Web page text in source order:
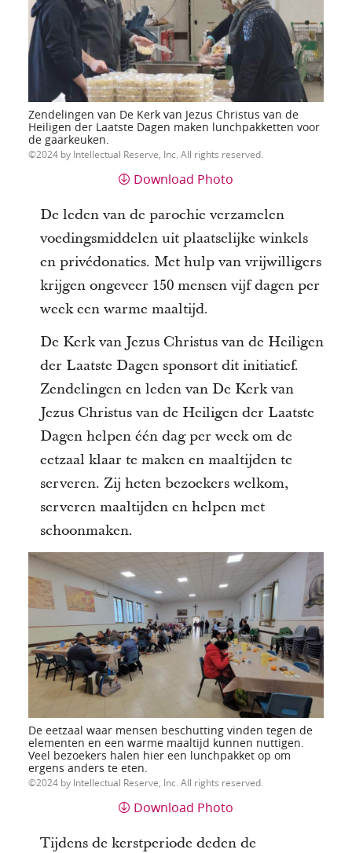
Zendelingen van De Kerk van Jezus Christus van de
Heiligen der Laatste Dagen maken lunchpakketten voor
de gaarkeuken.
2024 by Intellectual Reserve, Inc. All rights reserved.
Download Photo
De leden van de parochie verzamelen
voedingsmiddelen uit plaatselijke winkels
en privédonaties. Met hulp van vrijwilligers
krijgen ongeveer 150 mensen vijf dagen per
week een warme maaltijd.
De Kerk van Jezus Christus van de Heiligen
der Laatste Dagen sponsort dit initiatief.
Zendelingen en leden van De Kerk van
Jezus Christus van de Heiligen der Laatste
Dagen helpen één dag per week om de
eetzaal klaar te maken en maaltijden te
serveren. Zij heten bezoekers welkom,
serveren maaltijden en helpen met
schoonmaken.
De eetzaal waar mensen beschutting vinden tegen de
elementen en een warme maaltijd kunnen nuttigen.
Veel bezoekers halen hier een lunchpakket op om
ergens anders te eten.
2024 by Intellectual Reserve, Inc. All rights reserved.
Download Photo
Tijdens de kerstperiode deden de